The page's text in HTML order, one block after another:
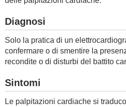
Diagnosi
Solo la pratica di un
confermare o di smentire la
recondite o di disturbi del battito
Sintomi
Le palpitazioni cardiache si